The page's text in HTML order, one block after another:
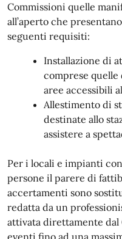
Commissioni quelle
all’aperto che
seguenti requisiti:
Installazione di
comprese
aree accessibili
Allestimento di
destinate allo
assistere a
Per i locali e impianti
persone il parere di
accertamenti sono
redatta da un
attivata direttamente dal
eventi fino ad una